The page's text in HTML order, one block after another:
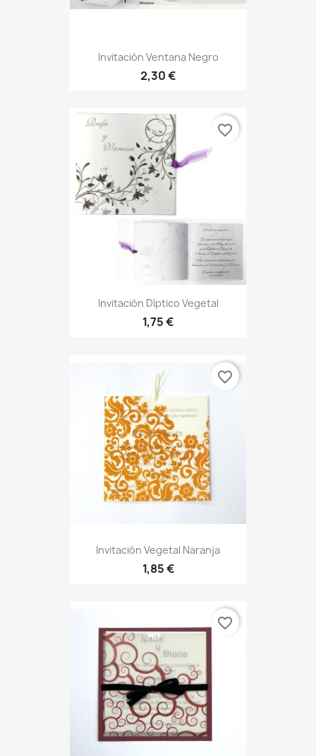
Invitación Ventana Negro
2,30 €
Invitación Díptico Vegetal
1,75 €
favorite_border
Invitación Vegetal Naranja
1,85 €
favorite_border
favorite_border